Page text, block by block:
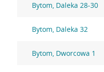
Bytom, Daleka 28-30
Bytom, Daleka 32
Bytom, Dworcowa 1